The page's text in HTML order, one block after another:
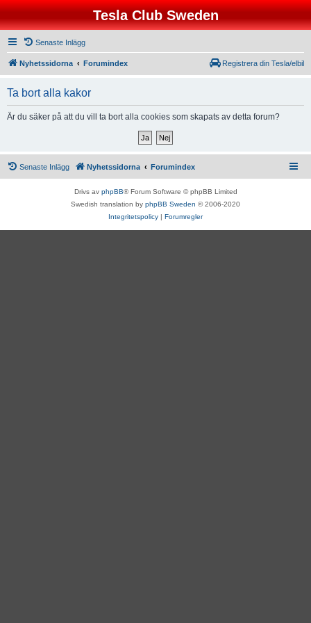
Tesla Club Sweden
Senaste Inlägg
Nyhetssidorna Forumindex Registrera din Tesla/elbil
Ta bort alla kakor
Är du säker på att du vill ta bort alla cookies som skapats av detta forum?
Senaste Inlägg Nyhetssidorna Forumindex
Drivs av phpBB® Forum Software © phpBB Limited
Swedish translation by phpBB Sweden © 2006-2020
Integritetspolicy | Forumregler